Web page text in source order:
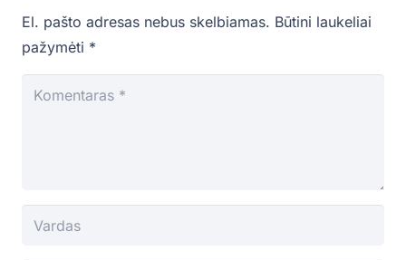
El. pašto adresas nebus skelbiamas. Būtini laukeliai
pažymėti *